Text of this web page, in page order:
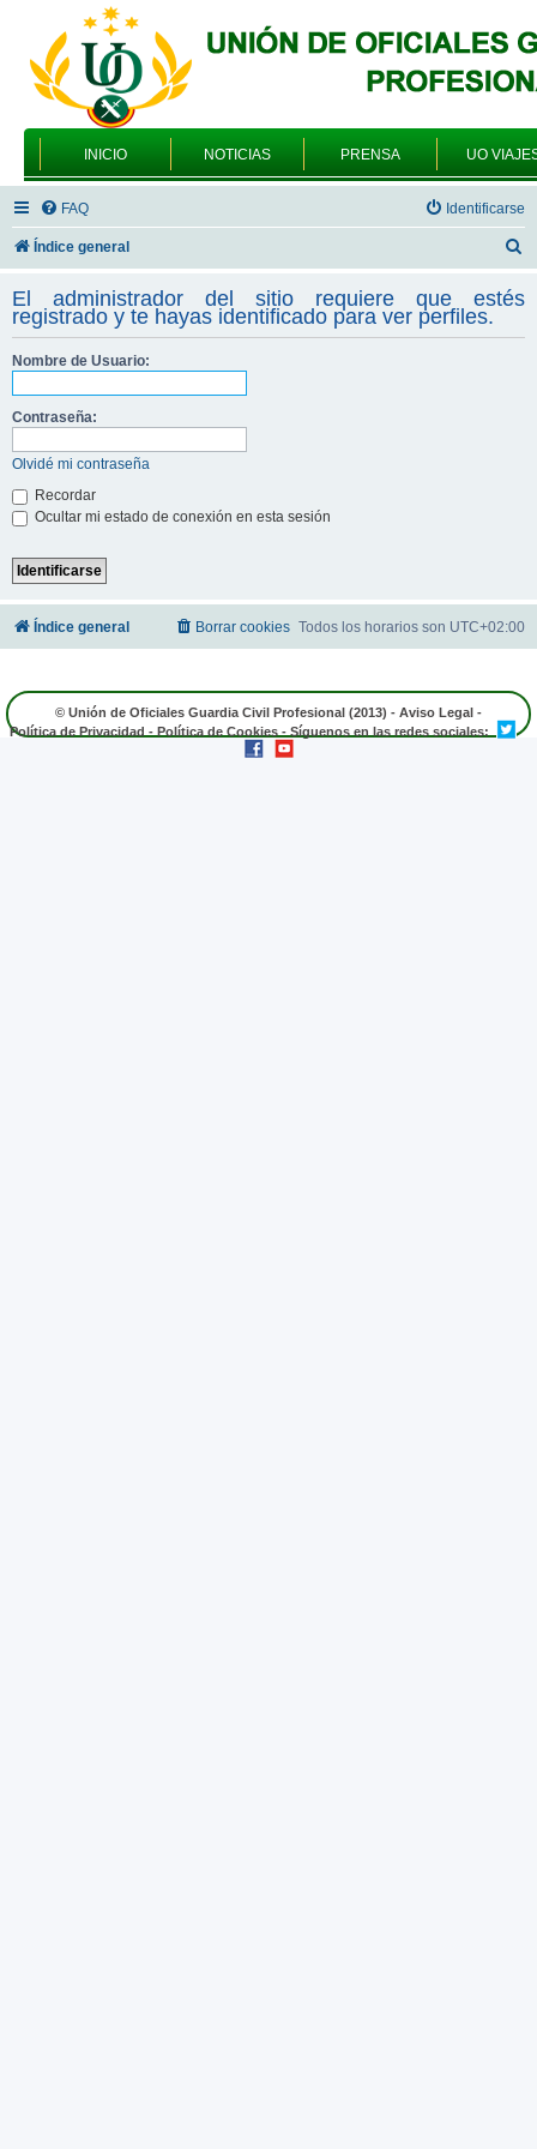
INICIO NOTICIAS PRENSA UO
FAQ Identificarse
Índice general
s
c
El administrador del sitio requiere que estés
registrado y te hayas identificado para ver perfiles.
Nombre de Usuario:
Contraseña:
Olvidé mi contraseña
Recordar
Ocultar mi estado de conexión en esta sesión
Índice general Todos los horarios son UTC+02:00
Borrar cookies
© Unión de Oficiales Guardia Civil Profesional (2013) - Aviso Legal -
Política de Privacidad - Política de Cookies - Síguenos en las redes sociales: